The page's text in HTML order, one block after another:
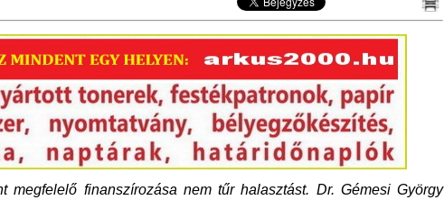
megfelelő finanszírozása nem tűr halasztást. Dr. Gémesi György